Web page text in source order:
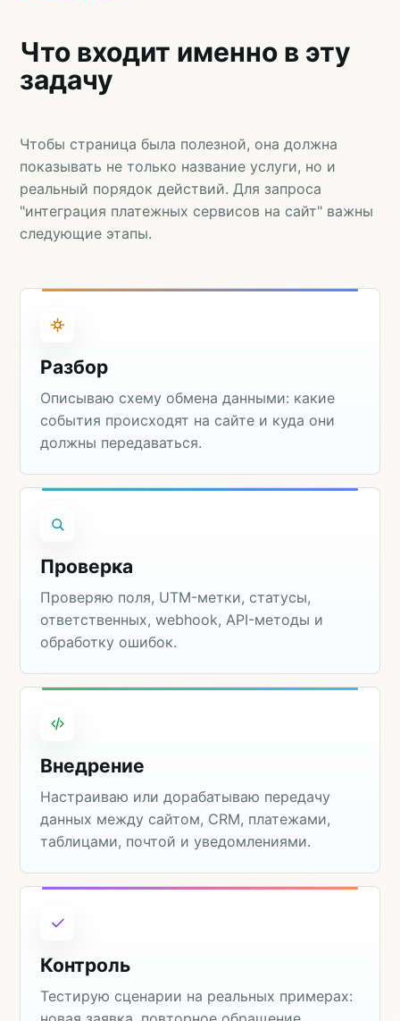
Что входит именно в эту
задачу
Чтобы страница была полезной, она должна
показывать не только название услуги, но и
реальный порядок действий. Для запроса
"интеграция платежных сервисов на сайт" важны
следующие этапы.
Разбор
Описываю схему обмена данными: какие
события происходят на сайте и куда они
должны передаваться.
Проверка
Проверяю поля, UTM-метки, статусы,
ответственных, webhook, API-методы и
обработку ошибок.
Внедрение
Настраиваю или дорабатываю передачу
данных между сайтом, CRM, платежами,
таблицами, почтой и уведомлениями.
Контроль
Тестирую сценарии на реальных примерах: